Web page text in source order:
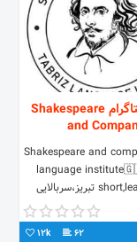
پیج اینستاگرام Shakespeare
and
Shakespeare and
language
short,learn more تبریز،سربالایی
مهدکودک اردیبهشت
04133690291
62
12k